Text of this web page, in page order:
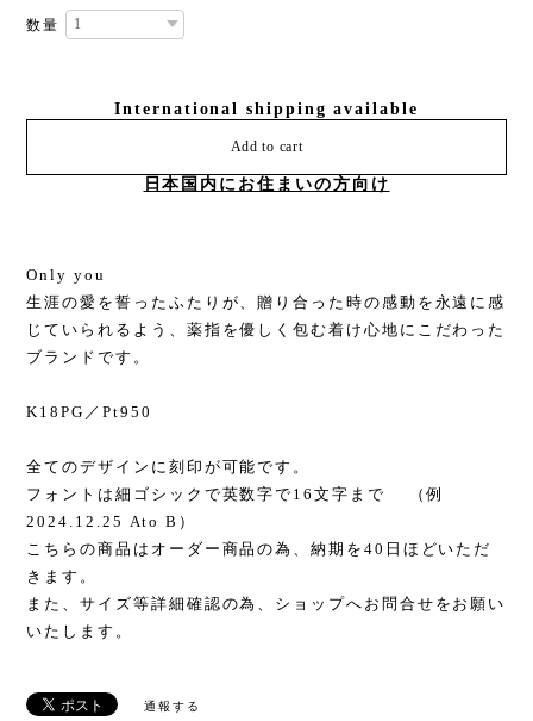
数量
International shipping available
Add to cart
日本国内にお住まいの方向け
Only you
生涯の愛を誓ったふたりが、贈り合った時の感動を永遠に感
じていられるよう、薬指を優しく包む着け心地にこだわった
ブランドです。
K18PG／Pt950
全てのデザインに刻印が可能です。
フォントは細ゴシックで英数字で16文字まで （例
2024.12.25 Ato B）
こちらの商品はオーダー商品の為、納期を40日ほどいただ
きます。
また、サイズ等詳細確認の為、ショップへお問合せをお願い
いたします。
通報する